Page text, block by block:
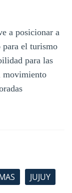
a posicionar a
para el turismo
para las
movimiento
JUJUY